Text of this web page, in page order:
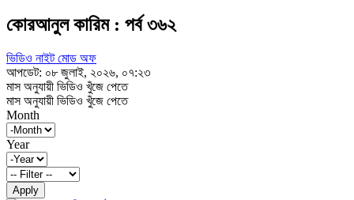
কোরআনুল কারিম : পর্ব ৩৬২
ভিডিও নাইট মোড অফ
আপডেট: ০৮ জুলাই, ২০২৬, ০৭:২৩
মাস অনুযায়ী ভিডিও খুঁজে পেতে
মাস অনুযায়ী ভিডিও খুঁজে পেতে
Month
Year
Apply